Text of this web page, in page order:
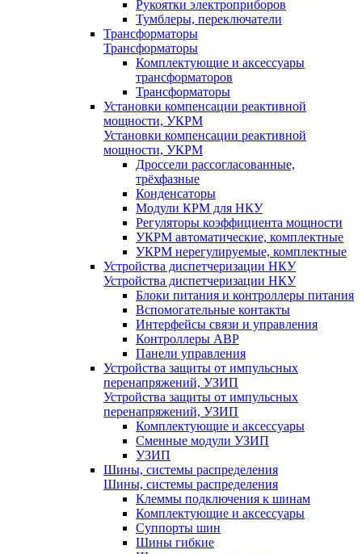
Рукоятки электроприборов
Тумблеры, переключатели
Трансформаторы
Трансформаторы
Комплектующие и аксессуары
трансформаторов
Трансформаторы
Установки компенсации реактивной
мощности, УКРМ
Установки компенсации реактивной
мощности, УКРМ
Дроссели рассогласованные,
трёхфазные
Конденсаторы
Модули КРМ для НКУ
Регуляторы коэффициента мощности
УКРМ автоматические, комплектные
УКРМ нерегулируемые, комплектные
Устройства диспетчеризации НКУ
Устройства диспетчеризации НКУ
Блоки питания и контроллеры питания
Вспомогательные контакты
Интерфейсы связи и управления
Контроллеры АВР
Панели управления
Устройства защиты от импульсных
перенапряжений, УЗИП
Устройства защиты от импульсных
перенапряжений, УЗИП
Комплектующие и аксессуары
Сменные модули УЗИП
УЗИП
Шины, системы распределения
Шины, системы распределения
Клеммы подключения к шинам
Комплектующие и аксессуары
Суппорты шин
Шины гибкие